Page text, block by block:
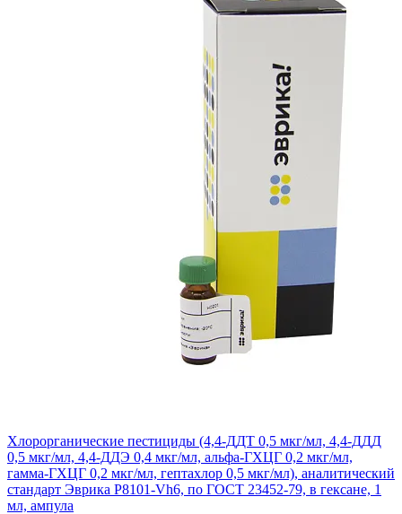
Хлорорганические пестициды (4,4-ДДТ 0,5 мкг/мл, 4,4-ДДД
0,5 мкг/мл, 4,4-ДДЭ 0,4 мкг/мл, альфа-ГХЦГ 0,2 мкг/мл,
гамма-ГХЦГ 0,2 мкг/мл, гептахлор 0,5 мкг/мл), аналитический
стандарт Эврика P8101-Vh6, по ГОСТ 23452-79, в гексане, 1
мл, ампула